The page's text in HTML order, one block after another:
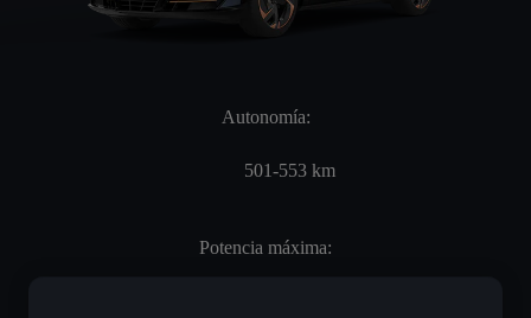
Autonomía:
501-553 km
Potencia máxima: